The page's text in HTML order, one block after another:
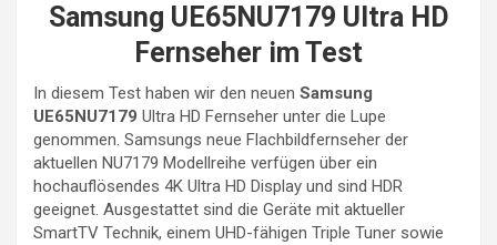
Samsung UE65NU7179 Ultra HD
Fernseher im Test
In diesem Test haben wir den neuen Samsung
UE65NU7179 Ultra HD Fernseher unter die Lupe
genommen. Samsungs neue Flachbildfernseher der
aktuellen NU7179 Modellreihe verfügen über ein
hochauflösendes 4K Ultra HD Display und sind HDR
geeignet. Ausgestattet sind die Geräte mit aktueller
SmartTV Technik, einem UHD-fähigen Triple Tuner sowie